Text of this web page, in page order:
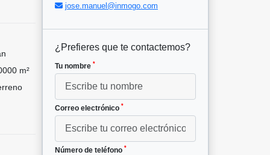
m²
jose.manuel@inmogo.com
¿Prefieres que te contactemos?
Tu nombre *
Correo electrónico *
Número de teléfono *